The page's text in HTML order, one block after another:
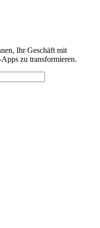
Ihr Geschäft mit
zu transformieren.